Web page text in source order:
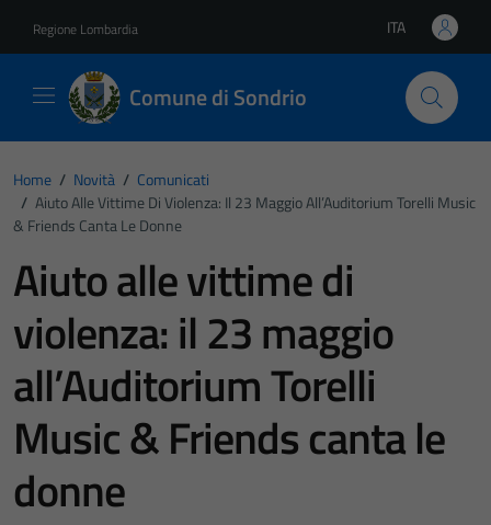
Regione Lombardia Lingua attiva:
ITA
Comune di Sondrio
Home / Novità / Comunicati
/ Aiuto Alle Vittime Di Violenza: Il 23 Maggio All’Auditorium Torelli Music
& Friends Canta Le Donne
Aiuto alle vittime di
violenza: il 23 maggio
all’Auditorium Torelli
Music & Friends canta le
donne